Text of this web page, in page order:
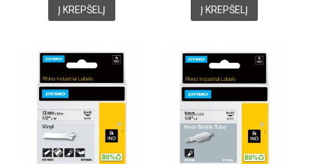
Į KREPŠELĮ Į KREPŠELĮ